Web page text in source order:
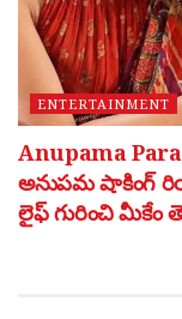
ENTERTAINMENT
Anupama
అనుపమ షాకింగ్
లైఫ్ గురించి మీకేం